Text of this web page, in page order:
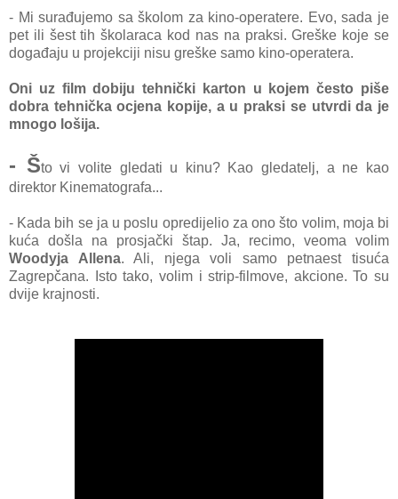
- Mi surađujemo sa školom za kino-operatere. Evo, sada je
pet ili šest tih školaraca kod nas na praksi. Greške koje se
događaju u projekciji nisu greške samo kino-operatera.
Oni uz film dobiju tehnički karton u kojem često piše
dobra tehnička ocjena kopije, a u praksi se utvrdi da je
mnogo lošija.
- Što vi volite gledati u kinu? Kao gledatelj, a ne kao
direktor Kinematografa...
- Kada bih se ja u poslu opredijelio za ono što volim, moja bi
kuća došla na prosjački štap. Ja, recimo, veoma volim
Woodyja Allena. Ali, njega voli samo petnaest tisuća
Zagrepčana. Isto tako, volim i strip-filmove, akcione. To su
dvije krajnosti.